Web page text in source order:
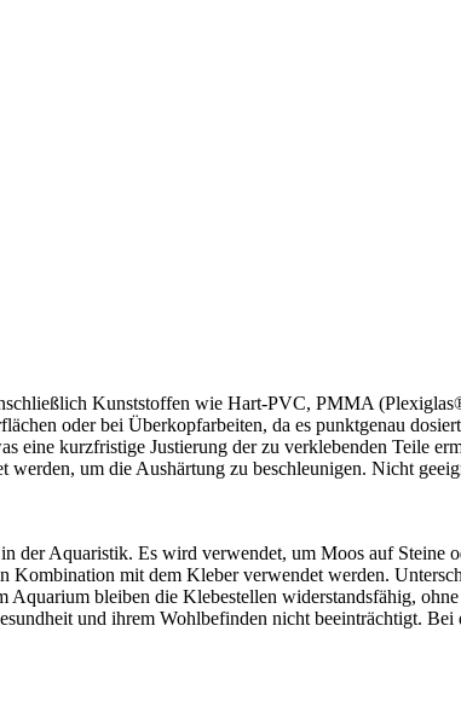
Kunststoffen wie Hart-PVC, PMMA
oder bei Überkopfarbeiten, da es punktgenau
kurzfristige Justierung der zu verklebenden Teile
um die Aushärtung zu beschleunigen. Nicht
der Aquaristik. Es wird verwendet, um Moos auf Steine
Kombination mit dem Kleber verwendet werden.
bleiben die Klebestellen widerstandsfähig, ohne
und ihrem Wohlbefinden nicht beeinträchtigt.